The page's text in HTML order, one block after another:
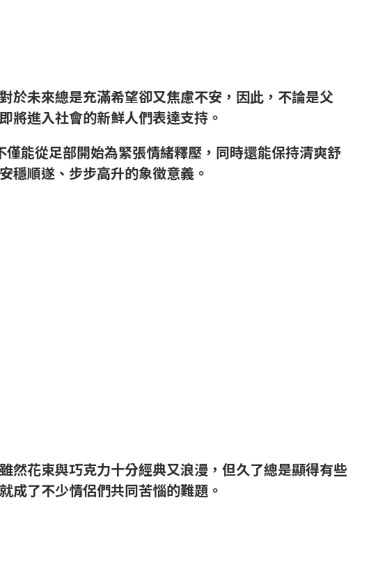
於未來總是充滿希望卻又焦慮不安，因此，不論是父
將進入社會的新鮮人們表達支持。
能從足部開始為緊張情緒釋壓，同時還能保持清爽舒
穩順遂、步步高升的象徵意義。
然花束與巧克力十分經典又浪漫，但久了總是顯得有些
成了不少情侶們共同苦惱的難題。